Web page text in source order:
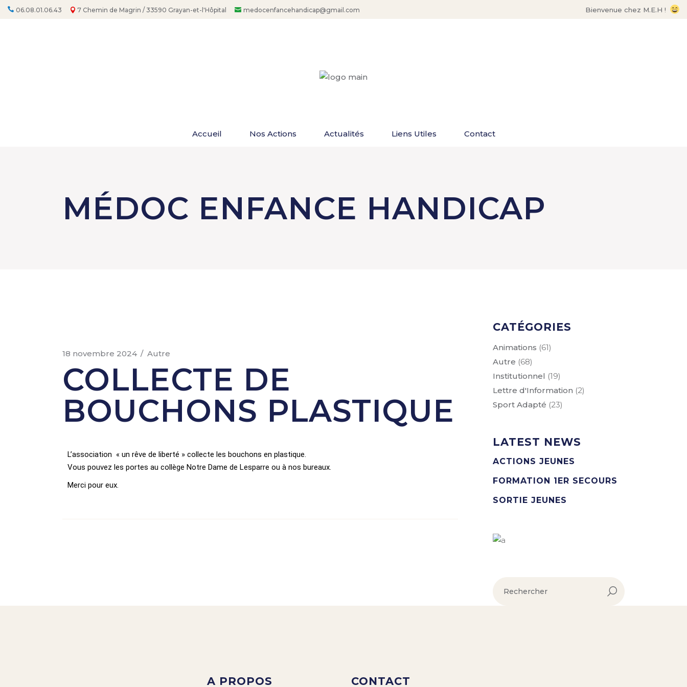
06.08.01.06.43 7 Chemin de Magrin / 33590 Grayan-et-l'Hôpital medocenfancehandicap@gmail.com Bienvenue chez M.E.H !
Accueil Nos Actions Actualités Liens Utiles Contact
MÉDOC ENFANCE HANDICAP
18 novembre 2024 Autre
COLLECTE DE
BOUCHONS PLASTIQUE
L’association « un rêve de liberté » collecte les bouchons en plastique.
Vous pouvez les portes au collège Notre Dame de Lesparre ou à nos bureaux.
Merci pour eux.
CATÉGORIES
Animations (61)
Autre (68)
Institutionnel (19)
Lettre d'Information (2)
Sport Adapté (23)
LATEST NEWS
ACTIONS JEUNES
FORMATION 1ER SECOURS
SORTIE JEUNES
A PROPOS CONTACT